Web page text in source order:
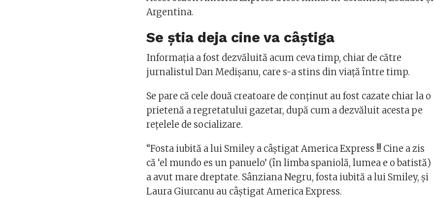
Argentina.
Se știa deja cine va câștiga
Informația a fost dezvăluită acum ceva timp, chiar de către
jurnalistul Dan Medișanu, care s-a stins din viață între timp.
Se pare că cele două creatoare de conținut au fost cazate chiar la o
prietenă a regretatului gazetar, după cum a dezvăluit acesta pe
rețelele de socializare.
“Fosta iubită a lui Smiley a câștigat America Express !!! Cine a zis
că ‘el mundo es un panuelo’ (în limba spaniolă, lumea e o batistă)
a avut mare dreptate. Sânziana Negru, fosta iubită a lui Smiley, și
Laura Giurcanu au câștigat America Express.